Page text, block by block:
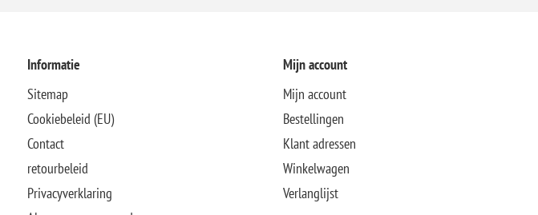
Informatie
Sitemap
Cookiebeleid (EU)
Contact
retourbeleid
Privacyverklaring
Mijn account
Mijn account
Bestellingen
Klant adressen
Winkelwagen
Verlanglijst